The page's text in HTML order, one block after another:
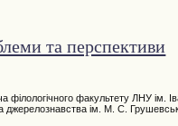
та перспективи
факультету ЛНУ ім.
джерелознавства ім. М. С.